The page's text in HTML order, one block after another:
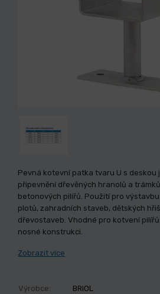
Pevná kotevní patka tvaru U s deskou
připevnění dřevěných hranolů a
betonových pilířů. Použití pro
plotů, zahradních staveb, dětských
dřevostaveb. Vhodné pro kotvení
nosné konstrukci.
Zobrazit více
Výrobce:
BRIOL